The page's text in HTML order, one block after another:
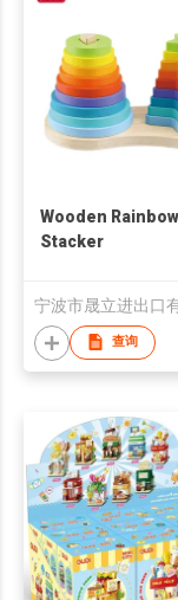
Wooden Rainbow
Stacker
查询